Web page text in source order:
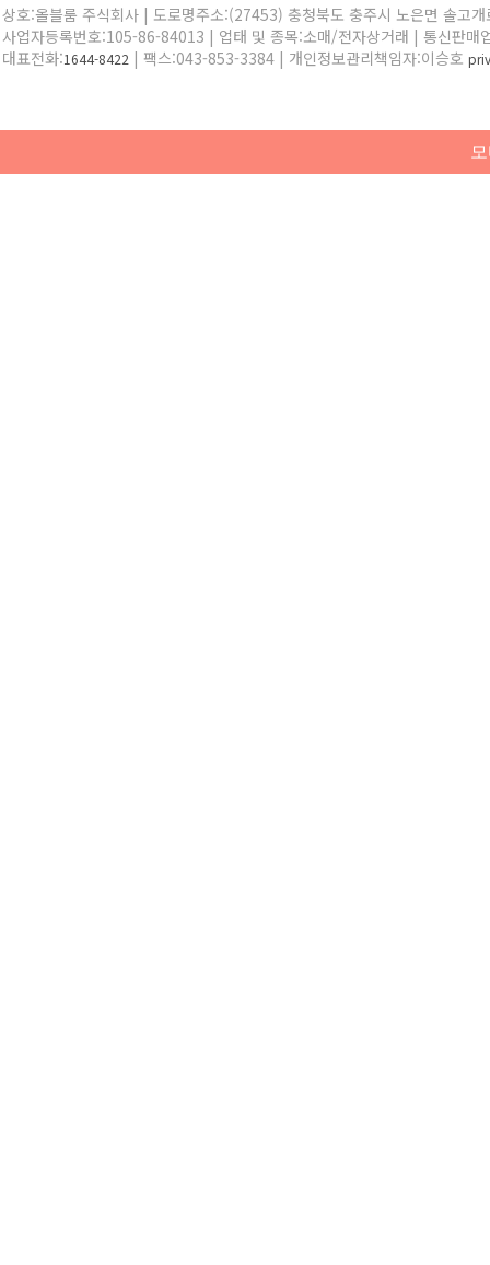
상호:올블룸 주식회사 | 도로명주소:(27453) 충청북도 충주시 노은면 솔고
사업자등록번호:105-86-84013 | 업태 및 종목:소매/전자상거래 | 통신판매
대표전화:1644-8422 | 팩스:043-853-3384 | 개인정보관리책임자:이승호